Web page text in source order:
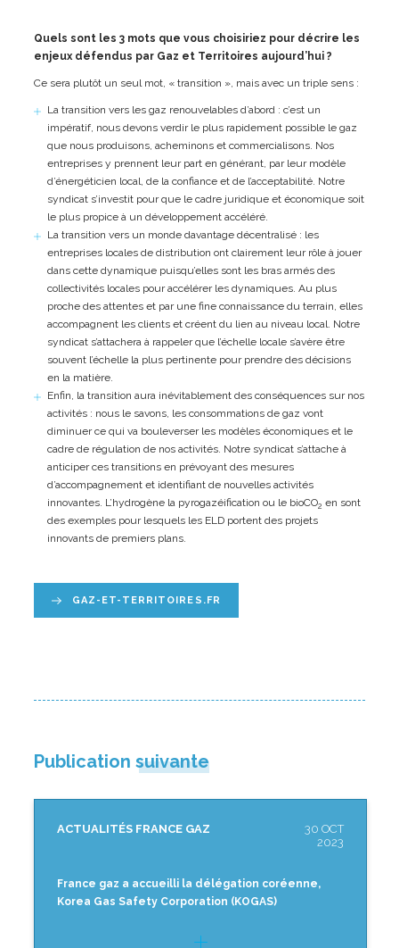
Quels sont les 3 mots que vous choisiriez pour décrire les
enjeux défendus par Gaz et Territoires aujourd’hui ?
Ce sera plutôt un seul mot, « transition », mais avec un triple sens :
La transition vers les gaz renouvelables d’abord : c’est un
impératif, nous devons verdir le plus rapidement possible le gaz
que nous produisons, acheminons et commercialisons. Nos
entreprises y prennent leur part en générant, par leur modèle
d’énergéticien local, de la confiance et de l’acceptabilité. Notre
syndicat s’investit pour que le cadre juridique et économique soit
le plus propice à un développement accéléré.
La transition vers un monde davantage décentralisé : les
entreprises locales de distribution ont clairement leur rôle à jouer
dans cette dynamique puisqu’elles sont les bras armés des
collectivités locales pour accélérer les dynamiques. Au plus
proche des attentes et par une fine connaissance du terrain, elles
accompagnent les clients et créent du lien au niveau local. Notre
syndicat s’attachera à rappeler que l’échelle locale s’avère être
souvent l’échelle la plus pertinente pour prendre des décisions
en la matière.
Enfin, la transition aura inévitablement des conséquences sur nos
activités : nous le savons, les consommations de gaz vont
diminuer ce qui va bouleverser les modèles économiques et le
cadre de régulation de nos activités. Notre syndicat s’attache à
anticiper ces transitions en prévoyant des mesures
d’accompagnement et identifiant de nouvelles activités
innovantes. L’hydrogène la pyrogazéification ou le bioCO2 en sont
des exemples pour lesquels les ELD portent des projets
innovants de premiers plans.
GAZ-ET-TERRITOIRES.FR
Publication suivante
ACTUALITÉS FRANCE GAZ
30 OCT
2023
France gaz a accueilli la délégation coréenne,
Korea Gas Safety Corporation (KOGAS)